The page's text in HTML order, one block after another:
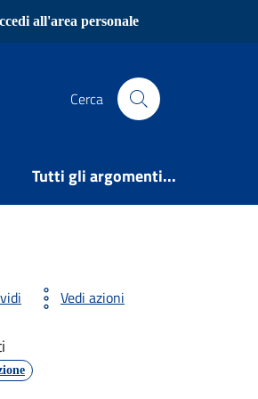
all'area personale
Cerca
Tutti gli argomenti...
Vedi azioni